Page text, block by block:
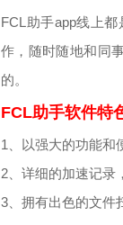
FCL助手app线上
作，随时随地和同
的。
FCL助手软件特
1、以强大的功能和
2、详细的加速记录
3、拥有出色的文件